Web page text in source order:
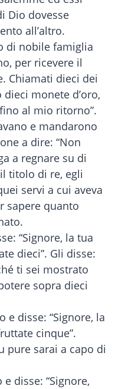
Dio dovesse
all’altro.
di nobile famiglia
per ricevere il
Chiamati dieci dei
monete d’oro,
al mio ritorno”.
e mandarono
a dire: “Non
a regnare su di
titolo di re, egli
servi a cui aveva
sapere quanto
“Signore, la tua
dieci”. Gli disse:
ti sei mostrato
sopra dieci
e disse: “Signore, la
cinque”.
pure sarai a capo di
disse: “Signore,